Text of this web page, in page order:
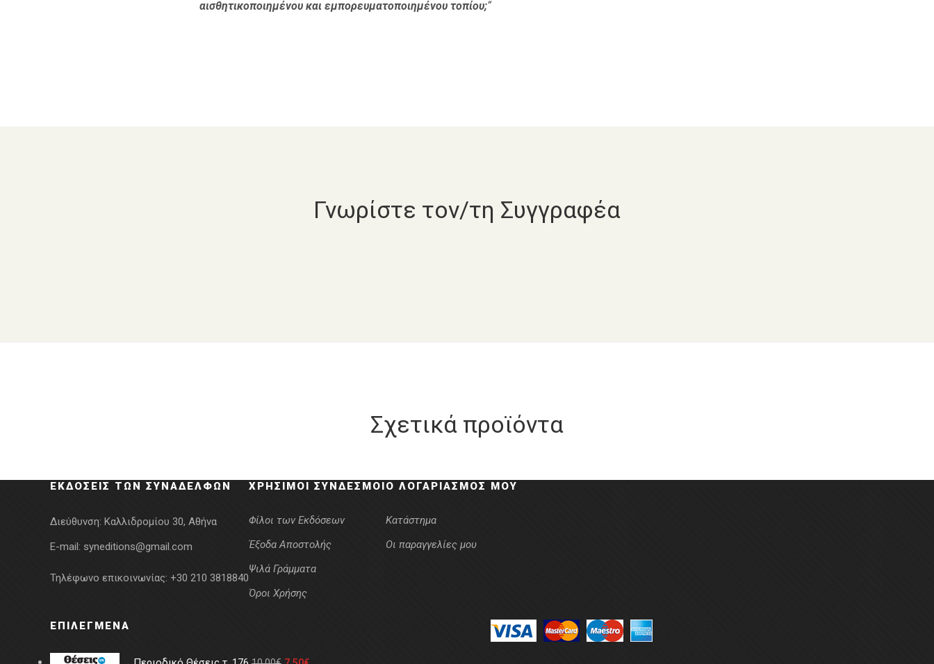
αισθητικοποιημένου και εμπορευματοποιημένου τοπίου;“
Γνωρίστε τον/τη Συγγραφέα
Σχετικά προϊόντα
ΕΚΔΌΣΕΙΣ ΤΩΝ ΣΥΝΑΔΈΛΦΩΝ
Διεύθυνση: Καλλιδρομίου 30, Αθήνα
E-mail: syneditions@gmail.com
Τηλέφωνο επικοινωνίας: +30 210 3818840
ΧΡΉΣΙΜΟΙ ΣΎΝΔΕΣΜΟΙ
Φίλοι των Εκδόσεων
Έξοδα Αποστολής
Ψιλά Γράμματα
Όροι Χρήσης
Ο ΛΟΓΑΡΙΑΣΜΌΣ ΜΟΥ
Κατάστημα
Οι παραγγελίες μου
ΕΠΙΛΕΓΜΈΝΑ